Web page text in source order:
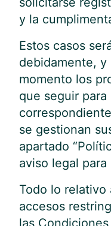
y la
Estos casos
debidamente, y
momento los
que seguir
se gestionan
apartado
aviso legal para
Todo lo relativo
accesos
las